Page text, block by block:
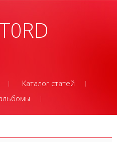
Каталог статей